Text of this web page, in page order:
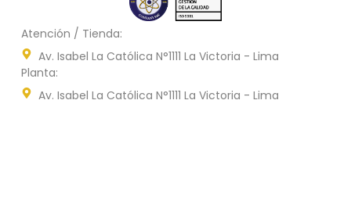
Atención / Tienda:
Av. Isabel La Católica N°1111 La Victoria - Lima
Planta:
Av. Isabel La Católica N°1111 La Victoria - Lima